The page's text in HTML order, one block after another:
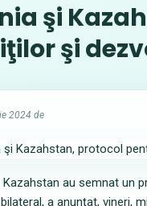
şi
şi
2024 de
Kazahstan au semnat un
a anunţat, vineri,